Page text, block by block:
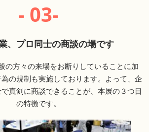
- 03-
、プロ同士の商談の場です
の方々の来場をお断りしていることに加
の規制も実施しております。よって、企
真剣に商談できることが、本展の３つ目
の特徴です。